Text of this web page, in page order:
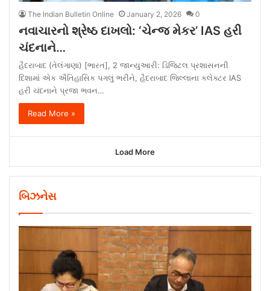
The Indian Bulletin Online January 2, 2026 0
નવાચારનો શ્રેષ્ઠ દાખલો: ‘ચેન્જ મેકર’ IAS હરી
ચંદનાને…
હૈદરાબાદ (તેલંગાણા) [ભારત], 2 જાન્યુઆરી: ડિજિટલ પ્રશાસનની
દિશામાં એક ઐતિહાસિક પગલું ભરીને, હૈદરાબાદ જિલ્લાના કલેક્ટર IAS
હરી ચંદનાને પ્રજા ભવન…
Read More »
Load More
બિઝનેસ